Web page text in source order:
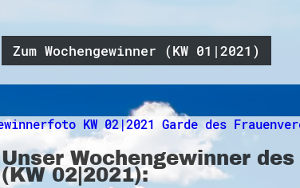
Zum Wochengewinner (KW 01|2021)
Unser Wochengewinner
(KW 02|2021):